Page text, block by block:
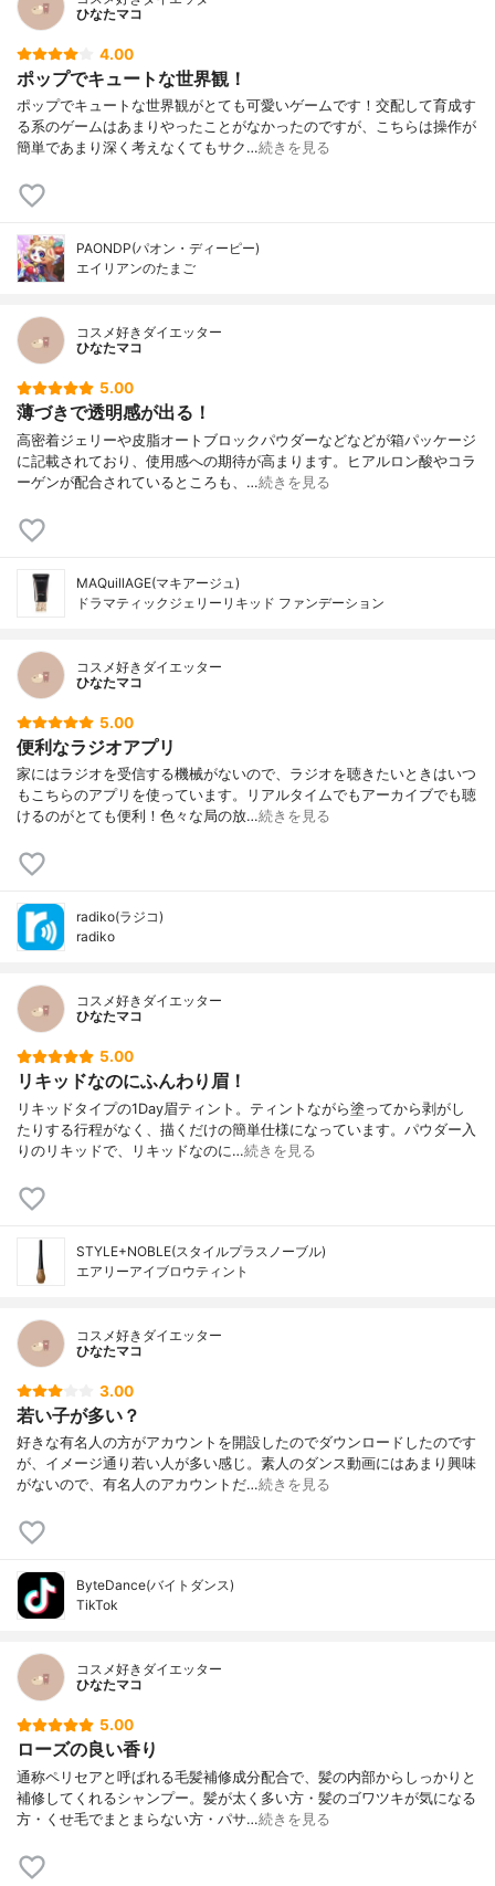
ひなたマコ
4.00
ポップでキュートな世界観！
ポップでキュートな世界観がとても可愛いゲームです！交配して育成す
る系のゲームはあまりやったことがなかったのですが、こちらは操作が
簡単であまり深く考えなくてもサク…続きを見る
PAONDP(パオン・ディーピー)
エイリアンのたまご
コスメ好きダイエッター
ひなたマコ
5.00
薄づきで透明感が出る！
高密着ジェリーや皮脂オートブロックパウダーなどなどが箱パッケージ
に記載されており、使用感への期待が高まります。ヒアルロン酸やコラ
ーゲンが配合されているところも、…続きを見る
MAQuillAGE(マキアージュ)
ドラマティックジェリーリキッド ファンデーション
コスメ好きダイエッター
ひなたマコ
5.00
便利なラジオアプリ
家にはラジオを受信する機械がないので、ラジオを聴きたいときはいつ
もこちらのアプリを使っています。リアルタイムでもアーカイブでも聴
けるのがとても便利！色々な局の放…続きを見る
radiko(ラジコ)
radiko
コスメ好きダイエッター
ひなたマコ
5.00
リキッドなのにふんわり眉！
リキッドタイプの1Day眉ティント。ティントながら塗ってから剥がし
たりする行程がなく、描くだけの簡単仕様になっています。パウダー入
りのリキッドで、リキッドなのに…続きを見る
STYLE+NOBLE(スタイルプラスノーブル)
エアリーアイブロウティント
コスメ好きダイエッター
ひなたマコ
3.00
若い子が多い？
好きな有名人の方がアカウントを開設したのでダウンロードしたのです
が、イメージ通り若い人が多い感じ。素人のダンス動画にはあまり興味
がないので、有名人のアカウントだ…続きを見る
ByteDance(バイトダンス)
TikTok
コスメ好きダイエッター
ひなたマコ
5.00
ローズの良い香り
通称ペリセアと呼ばれる毛髪補修成分配合で、髪の内部からしっかりと
補修してくれるシャンプー。髪が太く多い方・髪のゴワツキが気になる
方・くせ毛でまとまらない方・パサ…続きを見る